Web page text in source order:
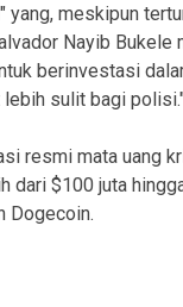
meskipun
Nayib Bukele
berinvestasi
sulit bagi
resmi mata uang
dari $100 juta
Dogecoin.